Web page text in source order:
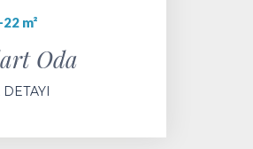
m²
Oda